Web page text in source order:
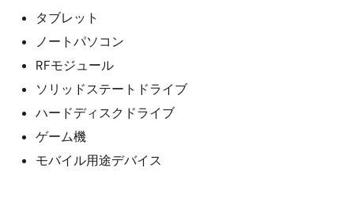
タブレット
ノートパソコン
RFモジュール
ソリッドステートドライブ
ハードディスクドライブ
ゲーム機
モバイル用途デバイス